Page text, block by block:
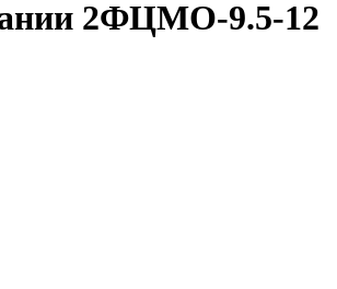
2ФЦМО-9.5-12